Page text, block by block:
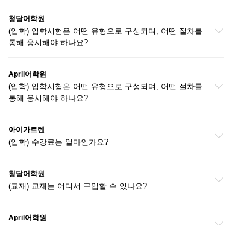
청담어학원
(입학) 입학시험은 어떤 유형으로 구성되며, 어떤 절차를
통해 응시해야 하나요?
April어학원
(입학) 입학시험은 어떤 유형으로 구성되며, 어떤 절차를
통해 응시해야 하나요?
아이가르텐
(입학) 수강료는 얼마인가요?
청담어학원
(교재) 교재는 어디서 구입할 수 있나요?
April어학원